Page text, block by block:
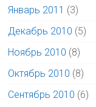
Январь 2011 (3)
Декабрь 2010 (5)
Ноябрь 2010 (8)
Октябрь 2010 (8)
Сентябрь 2010 (6)